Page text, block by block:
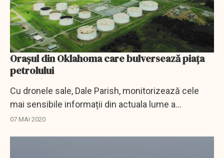
Orașul din Oklahoma care bulversează piața
petrolului
Cu dronele sale, Dale Parish, monitorizează cele
mai sensibile informații din actuala lume a
petrolului: nivelul petrolului brut stocat în uriașele
07 MAI 2020